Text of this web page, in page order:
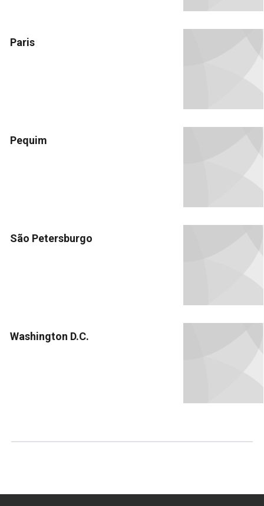
Paris
Pequim
São Petersburgo
Washington D.C.